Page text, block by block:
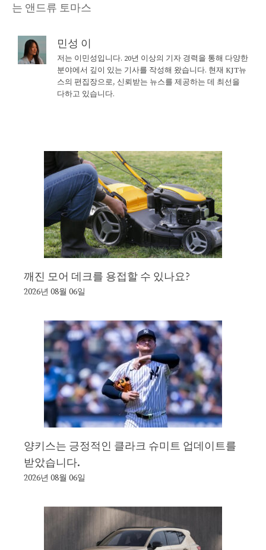
는 앤드류 토마스
민성 이
저는 이민성입니다. 20년 이상의 기자 경력을 통해 다양한
분야에서 깊이 있는 기사를 작성해 왔습니다. 현재 KJT뉴
스의 편집장으로, 신뢰받는 뉴스를 제공하는 데 최선을
다하고 있습니다.
깨진 모어 데크를 용접할 수 있나요?
2026년 08월 06일
양키스는 긍정적인 클라크 슈미트 업데이트를
받았습니다.
2026년 08월 06일